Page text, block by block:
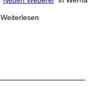
Weiterlesen